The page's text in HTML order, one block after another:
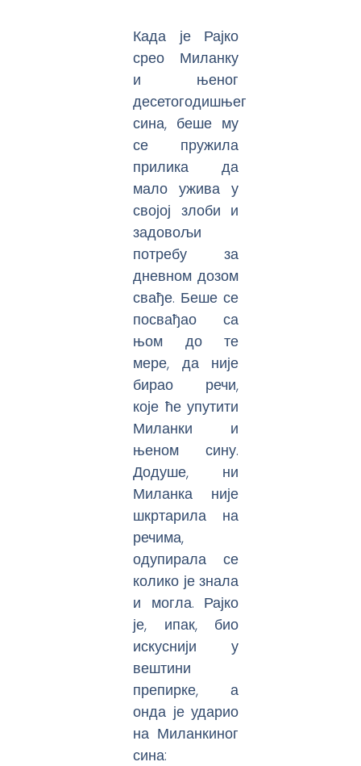
Када је Рајко
срео Миланку
и њеног
десетогодишњег
сина, беше му
се пружила
прилика да
мало ужива у
својој злоби и
задовољи
потребу за
дневном дозом
свађе. Беше се
посвађао са
њом до те
мере, да није
бирао речи,
које ће упутити
Миланки и
њеном сину.
Додуше, ни
Миланка није
шкртарила на
речима,
одупирала се
колико је знала
и могла. Рајко
је, ипак, био
искуснији у
вештини
препирке, а
онда је ударио
на Миланкиног
сина: